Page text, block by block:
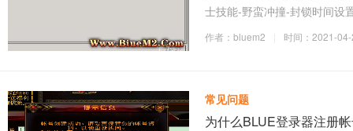
士技能-野蛮冲撞-封锁时间设
作者：bluem2 时间：2021-
常见问题
为什么BLUE登录器注册